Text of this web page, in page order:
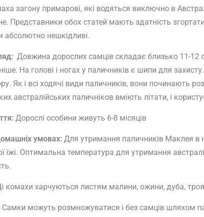
загону примарові, які водяться виключно в
Представники обох статей мають здатність
абсолютно нешкідливі.
Довжина дорослих самців складає близько 11-12
На голові і ногах у паличників є шипи для
Як і всі ходячі види паличників, вони починають
австралійських паличніков вміють літати, і
Дорослі особини живуть 6-8 місяців
умовах: Для утримання паличників Маклея в
їжі. Оптимальна температура для утримання
комахи харчуються листям малини, ожини, дуба,
Самки можуть розмножуватися і без самців шляхом